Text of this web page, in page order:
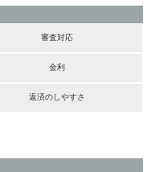
審査対応
金利
返済のしやすさ